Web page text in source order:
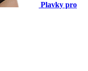
Plavky pro